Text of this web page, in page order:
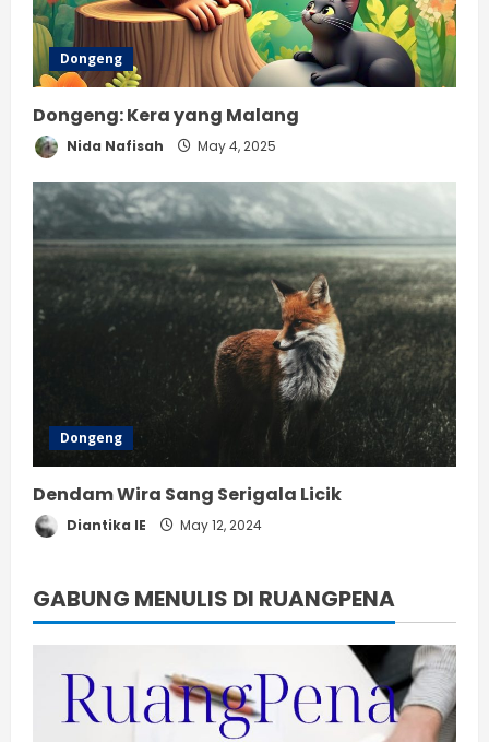
Dongeng
Dongeng: Kera yang Malang
Nida Nafisah May 4, 2025
Dongeng
Dendam Wira Sang Serigala Licik
Diantika IE May 12, 2024
GABUNG MENULIS DI RUANGPENA